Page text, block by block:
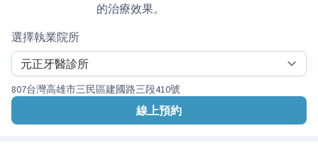
的治療效果。
選擇執業院所
807台灣高雄市三民區建國路三段410號
線上預約